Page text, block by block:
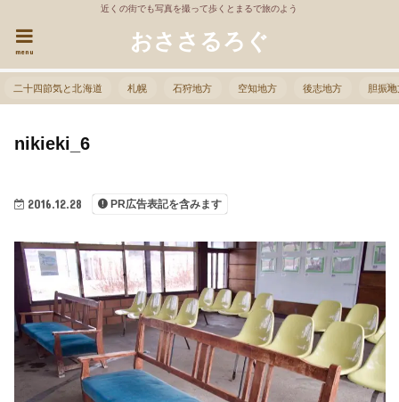
近くの街でも写真を撮って歩くとまるで旅のよう
おささるろぐ
menu
二十四節気と北海道 札幌 石狩地方 空知地方 後志地方 胆振
2016.12.28 PR広告表記を含みます
nikieki_6